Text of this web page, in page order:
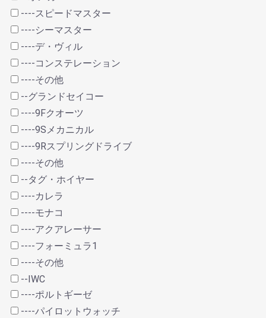
----スピードマスター
----シーマスター
----デ・ヴィル
----コンステレーション
----その他
--グランドセイコー
----9Fクオーツ
----9Sメカニカル
----9Rスプリングドライブ
----その他
--タグ・ホイヤー
----カレラ
----モナコ
----アクアレーサー
----フォーミュラ1
----その他
--IWC
----ポルトギーゼ
----パイロットウォッチ